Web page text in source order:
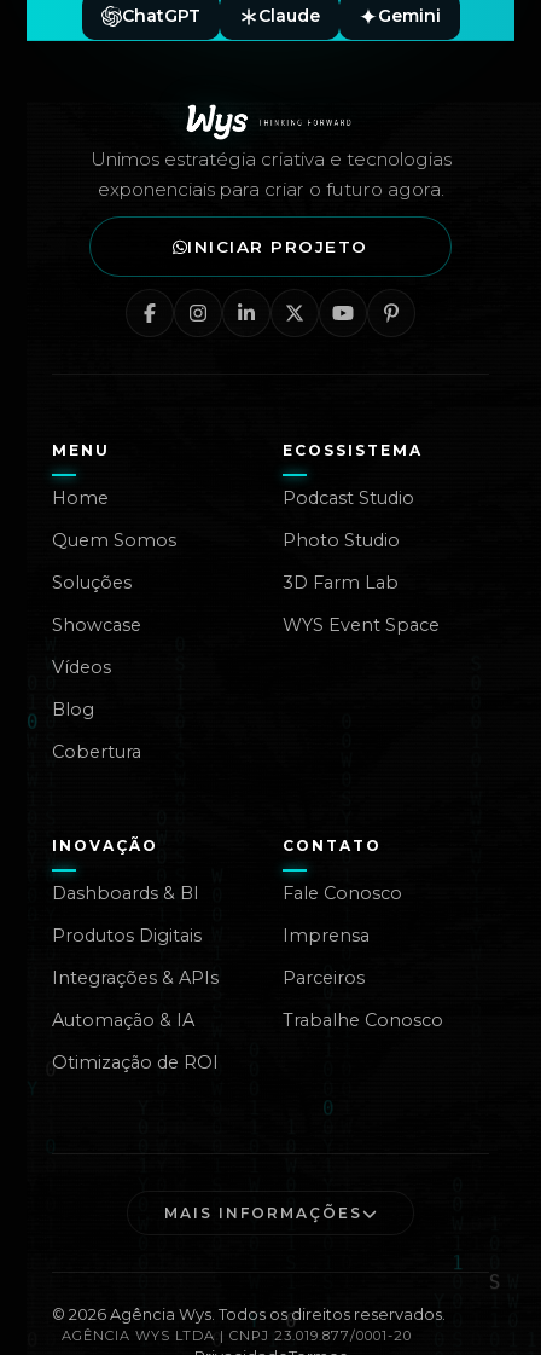
ChatGPT Claude Gemini
Unimos estratégia criativa e tecnologias
exponenciais para criar o futuro agora.
INICIAR PROJETO
MENU
Home
Quem Somos
Soluções
Showcase
Vídeos
Blog
Cobertura
ECOSSISTEMA
Podcast Studio
Photo Studio
3D Farm Lab
WYS Event Space
INOVAÇÃO
Dashboards & BI
Produtos Digitais
Integrações & APIs
Automação & IA
Otimização de ROI
CONTATO
Fale Conosco
Imprensa
Parceiros
Trabalhe Conosco
MAIS INFORMAÇÕES
© 2026Agência Wys. Todos os direitos reservados.
AGÊNCIA WYS LTDA | CNPJ 23.019.877/0001-20